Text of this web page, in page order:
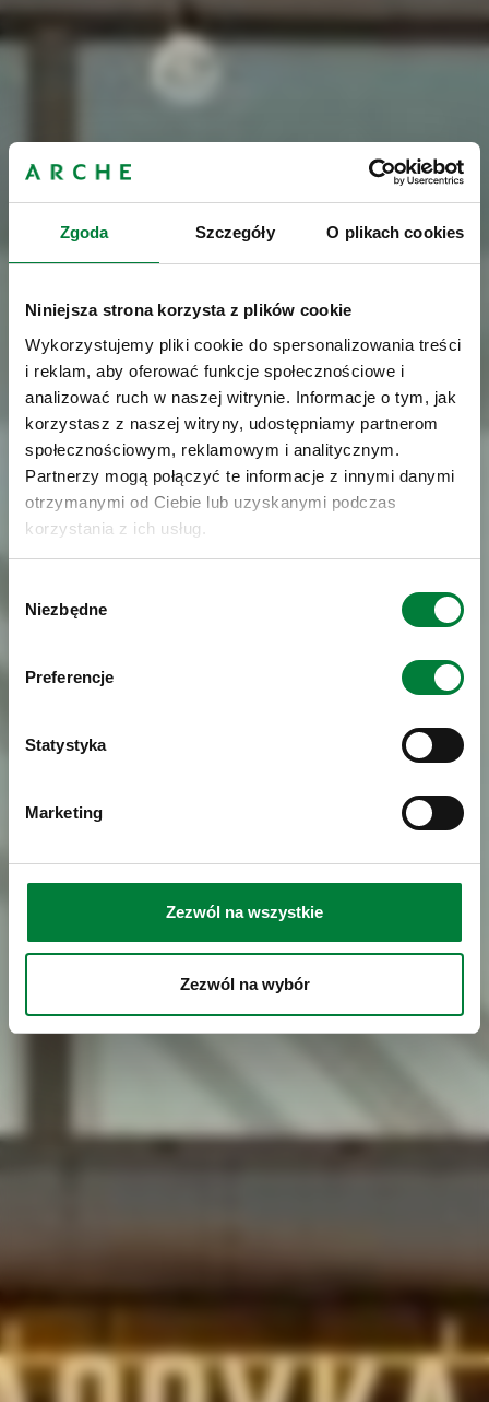
Zgoda Szczegóły O plikach cookies
Niniejsza strona korzysta z plików cookie
Wykorzystujemy pliki cookie do spersonalizowania treści
i reklam, aby oferować funkcje społecznościowe i
analizować ruch w naszej witrynie. Informacje o tym, jak
korzystasz z naszej witryny, udostępniamy partnerom
społecznościowym, reklamowym i analitycznym.
Partnerzy mogą połączyć te informacje z innymi danymi
otrzymanymi od Ciebie lub uzyskanymi podczas
korzystania z ich usług.
zgody
Niezbędne
Preferencje
Statystyka
Marketing
Zezwól na wszystkie
Zezwól na wybór